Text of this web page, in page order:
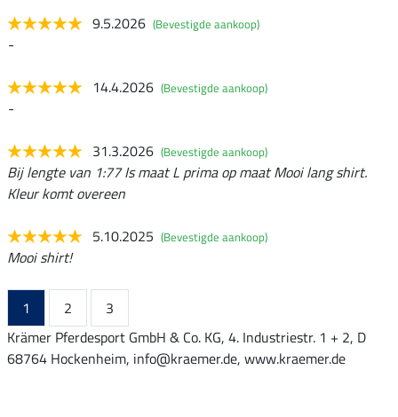
9.5.2026 (Bevestigde aankoop)
-
14.4.2026 (Bevestigde aankoop)
-
31.3.2026 (Bevestigde aankoop)
Bij lengte van 1:77 Is maat L prima op maat Mooi lang shirt.
Kleur komt overeen
5.10.2025 (Bevestigde aankoop)
Mooi shirt!
1 2
3
Krämer Pferdesport GmbH & Co. KG, 4. Industriestr. 1 + 2, D
68764 Hockenheim, info@kraemer.de, www.kraemer.de